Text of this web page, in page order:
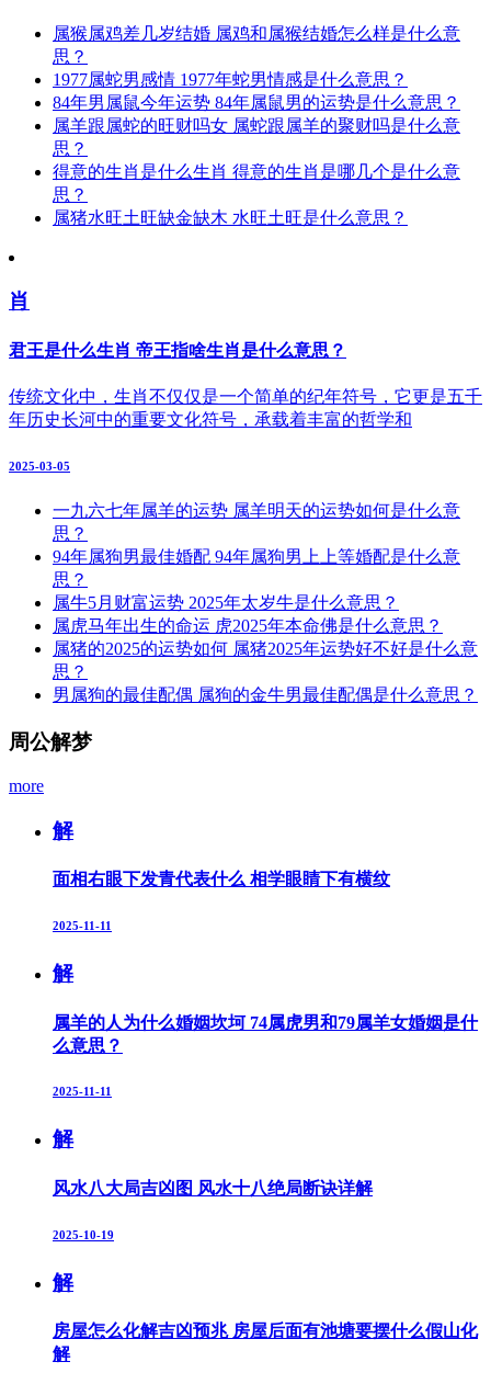
属猴属鸡差几岁结婚 属鸡和属猴结婚怎么样是什么意
思？
1977属蛇男感情 1977年蛇男情感是什么意思？
84年男属鼠今年运势 84年属鼠男的运势是什么意思？
属羊跟属蛇的旺财吗女 属蛇跟属羊的聚财吗是什么意
思？
得意的生肖是什么生肖 得意的生肖是哪几个是什么意
思？
属猪水旺土旺缺金缺木 水旺土旺是什么意思？
肖
君王是什么生肖 帝王指啥生肖是什么意思？
传统文化中，生肖不仅仅是一个简单的纪年符号，它更是五千
年历史长河中的重要文化符号，承载着丰富的哲学和
2025-03-05
一九六七年属羊的运势 属羊明天的运势如何是什么意
思？
94年属狗男最佳婚配 94年属狗男上上等婚配是什么意
思？
属牛5月财富运势 2025年太岁牛是什么意思？
属虎马年出生的命运 虎2025年本命佛是什么意思？
属猪的2025的运势如何 属猪2025年运势好不好是什么意
思？
男属狗的最佳配偶 属狗的金牛男最佳配偶是什么意思？
周公解梦
more
解
面相右眼下发青代表什么 相学眼睛下有横纹
2025-11-11
解
属羊的人为什么婚姻坎坷 74属虎男和79属羊女婚姻是什
么意思？
2025-11-11
解
风水八大局吉凶图 风水十八绝局断诀详解
2025-10-19
解
房屋怎么化解吉凶预兆 房屋后面有池塘要摆什么假山化
解